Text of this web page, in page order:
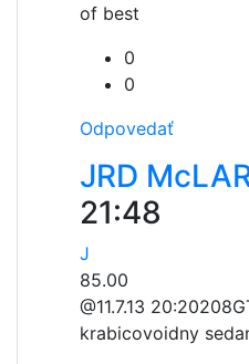
of best
0
0
Odpovedať
JRD
21:48
J
85.00
@11.7.13 20:20
krabicovoidny